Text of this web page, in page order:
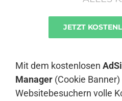
JETZT
Mit dem kostenlosen
Manager (Cookie
Websitebesuchern volle